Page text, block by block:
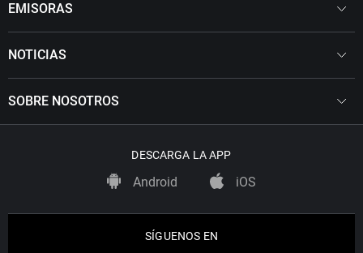
EMISORAS
NOTICIAS
SOBRE NOSOTROS
DESCARGA LA APP
Android iOS
SÍGUENOS EN